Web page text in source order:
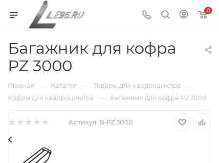
0
Багажник для кофра
PZ 3000
Главная — Каталог — Товары для квадроциклов —
Кофры для квадроциклов — Багажник для кофра PZ 3000
Артикул: B-PZ 3000